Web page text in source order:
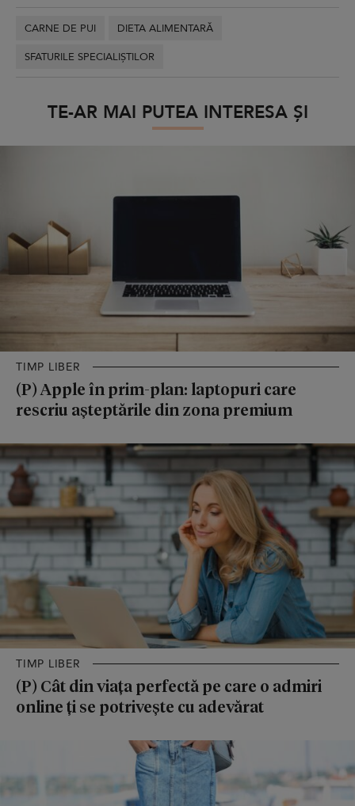
CARNE DE PUI
DIETA ALIMENTARĂ
SFATURILE SPECIALIȘTILOR
TE-AR MAI PUTEA INTERESA ȘI
TIMP LIBER
(P) Apple în prim-plan: laptopuri care
rescriu așteptările din zona premium
TIMP LIBER
(P) Cât din viața perfectă pe care o admiri
online ți se potrivește cu adevărat